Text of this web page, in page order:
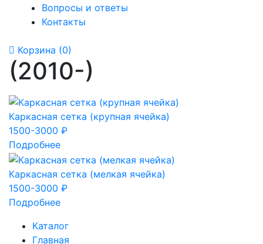
Вопросы и ответы
Контакты
Корзина (0)
(2010-)
Каркасная сетка (крупная ячейка)
1500-3000 ₽
Подробнее
Каркасная сетка (мелкая ячейка)
1500-3000 ₽
Подробнее
Каталог
Главная